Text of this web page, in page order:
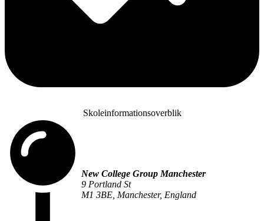
Skoleinformationsoverblik
New College Group Manchester
9 Portland St
M1 3BE, Manchester, England